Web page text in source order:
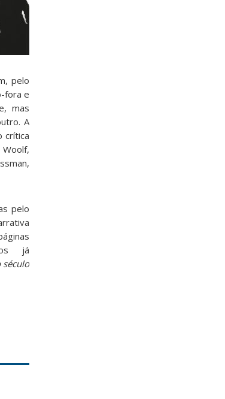
pelo
fora e
mas
A
crítica
Woolf,
pelo
já
século